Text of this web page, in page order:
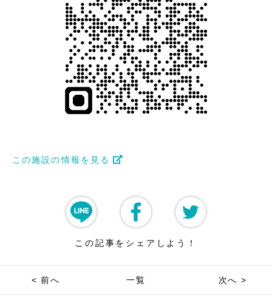
この施設の情報を見る
この記事をシェアしよう！
< 前へ 一覧 次へ >